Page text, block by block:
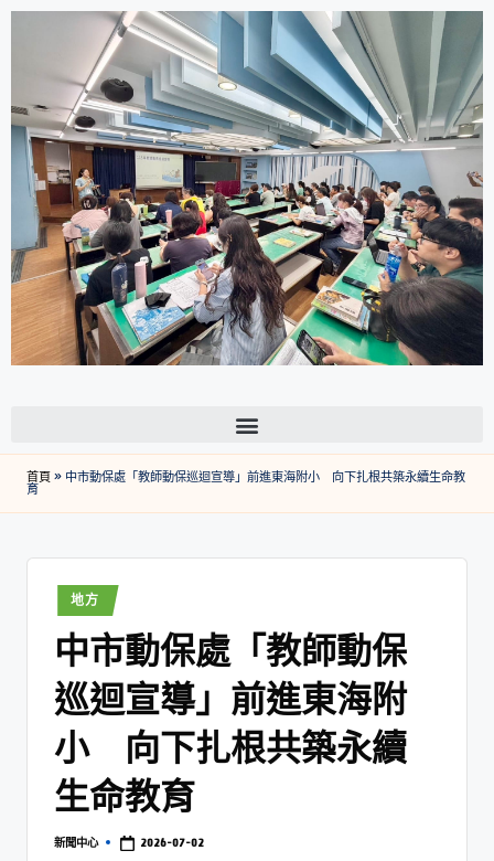
首頁» 中市動保處「教師動保巡迴宣導」前進東海附小 向下扎根共築永續生命教
育
地方
中市動保處「教師動保
巡迴宣導」前進東海附
小 向下扎根共築永續
生命教育
新聞中心 2026-07-02